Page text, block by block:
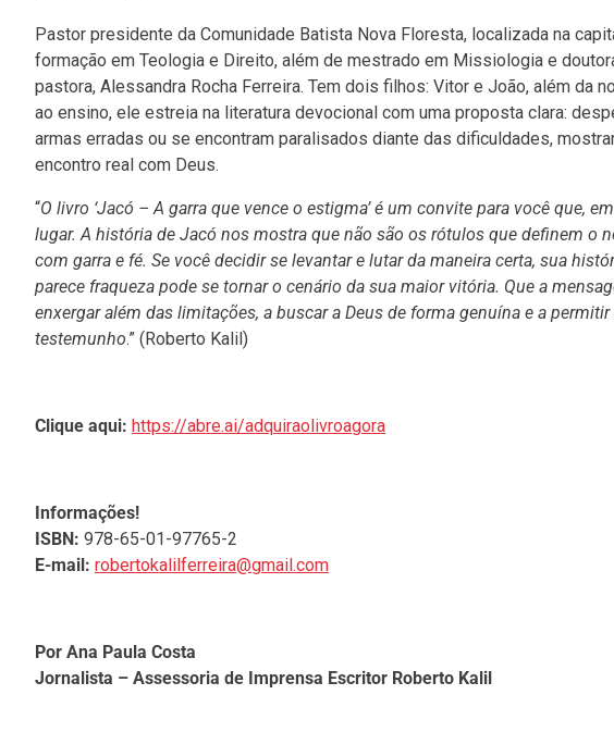
Pastor presidente da Comunidade Batista Nova Floresta, localizada na
formação em Teologia e Direito, além de mestrado em Missiologia e
pastora, Alessandra Rocha Ferreira. Tem dois filhos: Vitor e João, além da
ao ensino, ele estreia na literatura devocional com uma proposta clara:
armas erradas ou se encontram paralisados diante das dificuldades,
encontro real com Deus.
“O livro ‘Jacó – A garra que vence o estigma’ é um convite para você que,
lugar. A história de Jacó nos mostra que não são os rótulos que definem o
com garra e fé. Se você decidir se levantar e lutar da maneira certa, sua
parece fraqueza pode se tornar o cenário da sua maior vitória. Que a
enxergar além das limitações, a buscar a Deus de forma genuína e a
testemunho.” (Roberto Kalil)
Clique aqui: https://abre.ai/adquiraolivroagora
Informações!
ISBN: 978-65-01-97765-2
E-mail: robertokalilferreira@gmail.com
Por Ana Paula Costa
Jornalista – Assessoria de Imprensa Escritor Roberto Kalil